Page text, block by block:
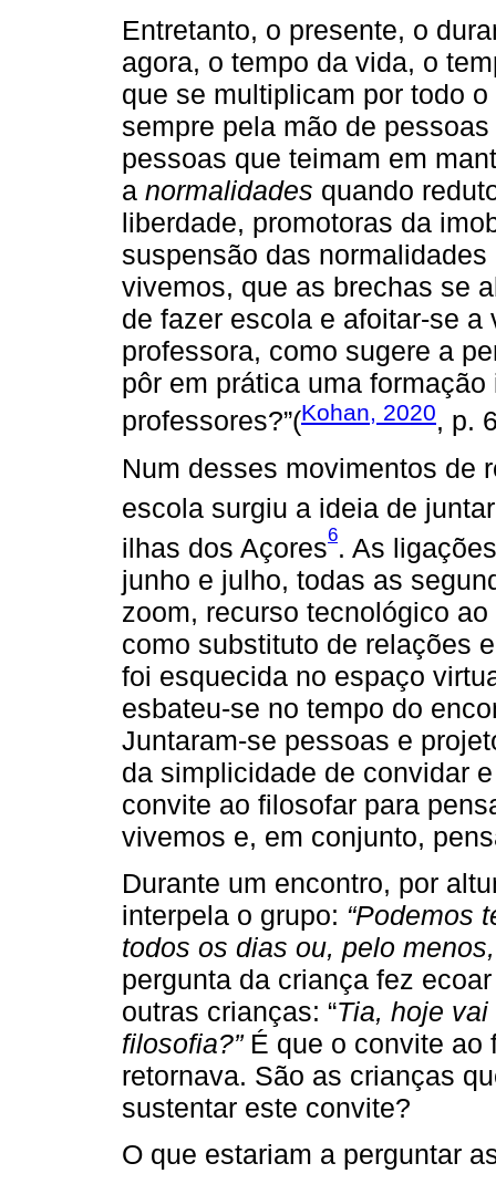
Entretanto, o presente, o
agora, o tempo da vida, o
que se multiplicam por todo
sempre pela mão de
pessoas que teimam em
a normalidades quando
liberdade, promotoras da
suspensão das
vivemos, que as brechas se
de fazer escola e afoitar-se
professora, como sugere a
pôr em prática uma
professores?”(Kohan, 2020, p.
Num desses movimentos de
escola surgiu a ideia de
ilhas dos Açores6. As
junho e julho, todas as
zoom, recurso tecnológico
como substituto de relações
foi esquecida no espaço
esbateu-se no tempo do
Juntaram-se pessoas e
da simplicidade de convidar
convite ao filosofar para
vivemos e, em conjunto,
Durante um encontro, por
interpela o grupo: “Podemos
todos os dias ou, pelo
pergunta da criança fez
outras crianças: “Tia, hoje
filosofia?”É que o convite ao
retornava. São as crianças
sustentar este convite?
O que estariam a perguntar